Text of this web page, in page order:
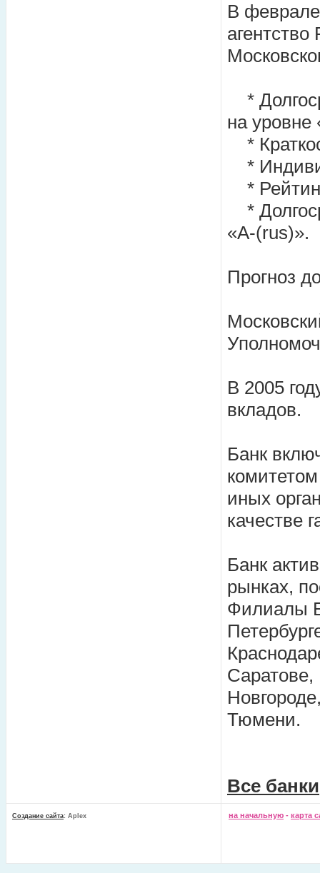
В
*
на уровне
*
*
*
*
«A-(rus)».
Прогноз
В 2005
вкладов.
Банк
иных
качестве
Банк
рынках,
Филиалы
Тюмени.
Все банки
Создание сайта: Aplex на начальную - карта